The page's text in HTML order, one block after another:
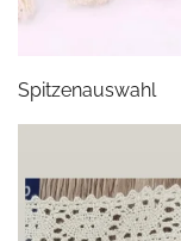
Spitzenauswahl